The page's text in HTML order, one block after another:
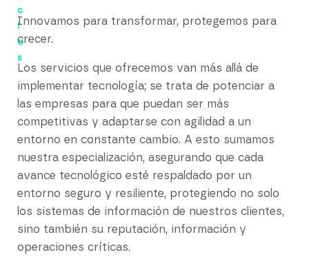
c
i
o
s
Innovamos para transformar, protegemos para
crecer.
Los servicios que ofrecemos van más allá de
implementar tecnología; se trata de potenciar a
las empresas para que puedan ser más
competitivas y adaptarse con agilidad a un
entorno en constante cambio. A esto sumamos
nuestra especialización, asegurando que cada
avance tecnológico esté respaldado por un
entorno seguro y resiliente, protegiendo no solo
los sistemas de información de nuestros clientes,
sino también su reputación, información y
operaciones críticas.